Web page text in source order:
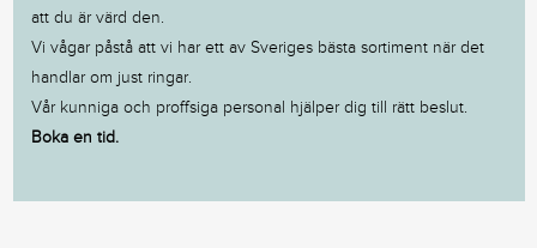
att du är värd den.
Vi vågar påstå att vi har ett av Sveriges bästa sortiment när det
handlar om just ringar.
Vår kunniga och proffsiga personal hjälper dig till rätt beslut.
Boka en tid.